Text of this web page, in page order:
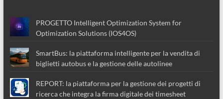
PROGETTO Intelligent Optimization System for
Optimization Solutions (IOS4OS)
SmartBus: la piattaforma intelligente per la vendita di
biglietti autobus e la gestione delle autolinee
REPORT: la piattaforma per la gestione dei progetti di
ricerca che integra la firma digitale dei timesheet